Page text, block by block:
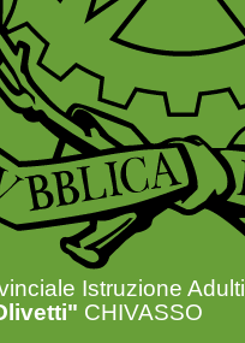
Istruzione Adulti
CHIVASSO